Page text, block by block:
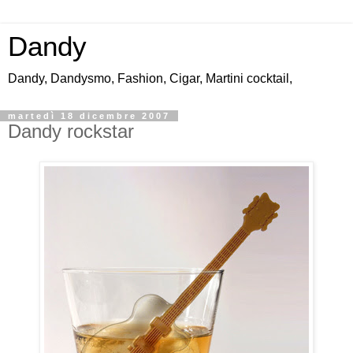
Dandy
Dandy, Dandysmo, Fashion, Cigar, Martini cocktail,
martedì 18 dicembre 2007
Dandy rockstar